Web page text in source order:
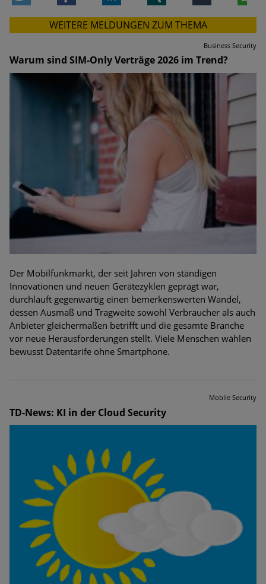
WEITERE MELDUNGEN ZUM THEMA
Business Security
Warum sind SIM-Only Verträge 2026 im Trend?
Der Mobilfunkmarkt, der seit Jahren von ständigen
Innovationen und neuen Gerätezyklen geprägt war,
durchläuft gegenwärtig einen bemerkenswerten Wandel,
dessen Ausmaß und Tragweite sowohl Verbraucher als auch
Anbieter gleichermaßen betrifft und die gesamte Branche
vor neue Herausforderungen stellt. Viele Menschen wählen
bewusst Datentarife ohne Smartphone.
Mobile Security
TD-News: KI in der Cloud Security